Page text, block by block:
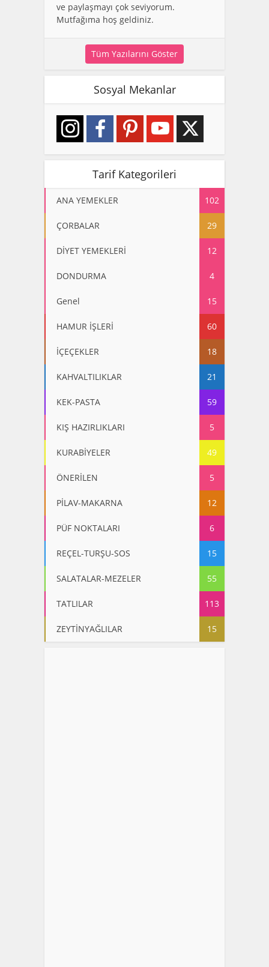
ve paylaşmayı çok seviyorum.
Mutfağıma hoş geldiniz.
Tüm Yazılarını Göster
Sosyal Mekanlar
Tarif Kategorileri
ANA YEMEKLER 102
ÇORBALAR 29
DİYET YEMEKLERİ 12
DONDURMA 4
Genel 15
HAMUR İŞLERİ 60
İÇEÇEKLER 18
KAHVALTILIKLAR 21
KEK-PASTA 59
KIŞ HAZIRLIKLARI 5
KURABİYELER 49
ÖNERİLEN 5
PİLAV-MAKARNA 12
PÜF NOKTALARI 6
REÇEL-TURŞU-SOS 15
SALATALAR-MEZELER 55
TATLILAR 113
ZEYTİNYAĞLILAR 15